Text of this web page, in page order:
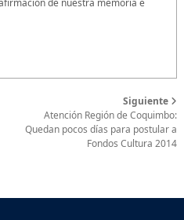
Siguiente
Atención Región de Coquimbo:
Quedan pocos días para postular a
Fondos Cultura 2014